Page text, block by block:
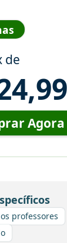
de
Agora
professores